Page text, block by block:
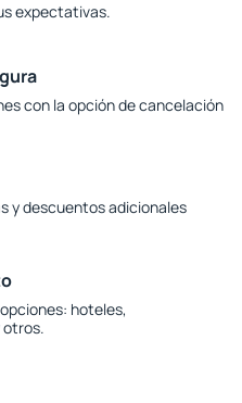
expectativas.
con la opción de cancelación
y descuentos adicionales
hoteles,